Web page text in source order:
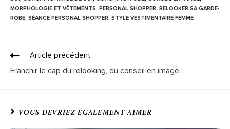
MORPHOLOGIE ET VÊTEMENTS, PERSONAL SHOPPER, RELOOKER SA GARDE-
ROBE, SÉANCE PERSONAL SHOPPER, STYLE VESTIMENTAIRE FEMME
Article précédent
Franchir le cap du relooking, du conseil en image…
VOUS DEVRIEZ ÉGALEMENT AIMER